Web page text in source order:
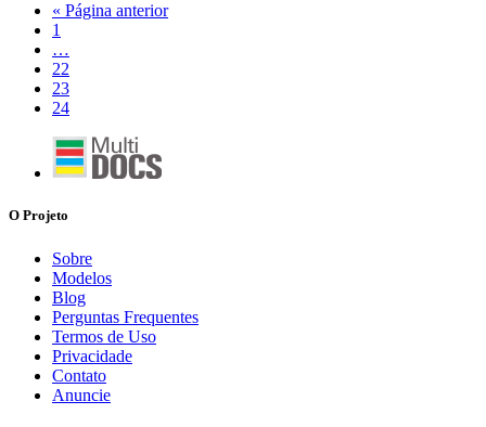
« Página anterior
1
…
22
23
24
O Projeto
Sobre
Modelos
Blog
Perguntas Frequentes
Termos de Uso
Privacidade
Contato
Anuncie